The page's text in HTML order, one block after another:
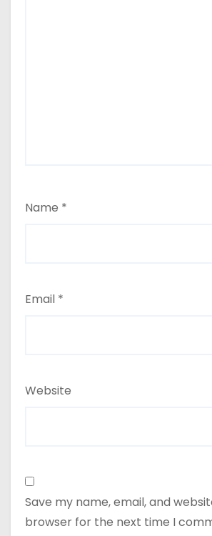
Name *
Email *
Website
Save my name, email, and
browser for the next time I